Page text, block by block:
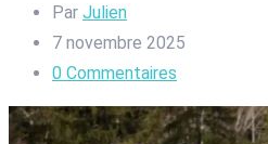
Par Julien
7 novembre 2025
0 Commentaires